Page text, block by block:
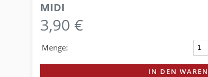
MIDI
3,90 €
Menge:
IN DEN